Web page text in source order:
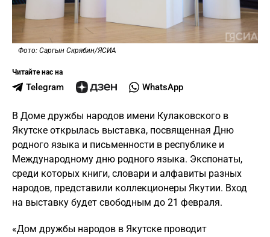
Фото: Саргын Скрябин/ЯСИА
Читайте нас на
Telegram WhatsApp
В Доме дружбы народов имени Кулаковского в
Якутске открылась выставка, посвященная Дню
родного языка и письменности в республике и
Международному дню родного языка. Экспонаты,
среди которых книги, словари и алфавиты разных
народов, представили коллекционеры Якутии. Вход
на выставку будет свободным до 21 февраля.
«Дом дружбы народов в Якутске проводит